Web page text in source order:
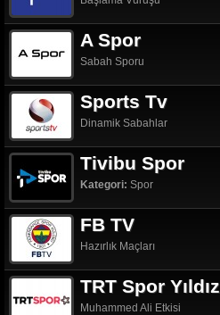
A Spor
Sabah Sporu
Sports Tv
Dinamik Sabahlar
Tivibu Spor
Kategori: Spor
FB TV
Hazırlık Maçları
TRT Spor Yıldız
Muhammed Ali Etkisi